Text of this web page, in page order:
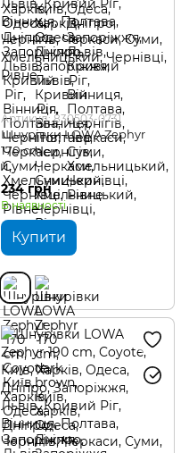
Артикул: 830503-0731
Шнурівки LOWA Zephyr
170 cm
234 грн
В наявності
Купити